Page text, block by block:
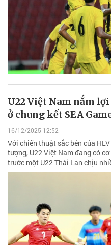
U22 Việt Nam nắm
ở chung kết SEA
16/12/2025 12:52
Với chiến thuật sắc bén của
tượng, U22 Việt Nam đang có
trước một U22 Thái Lan chịu